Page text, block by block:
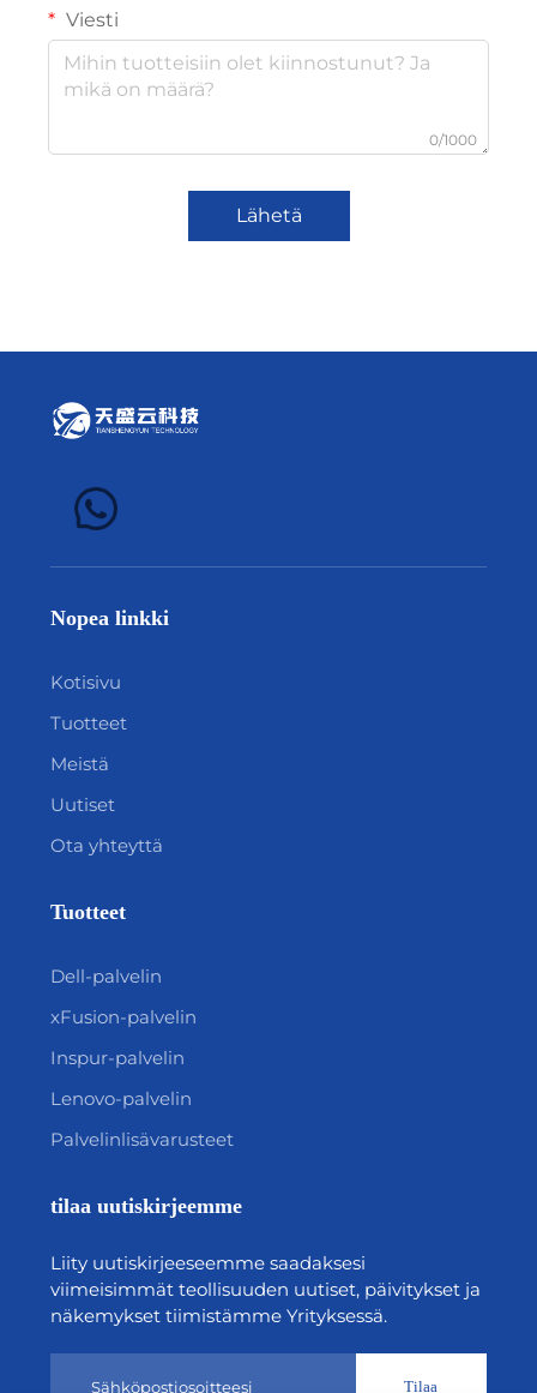
Viesti
0/1000
Lähetä
Nopea linkki
Kotisivu
Tuotteet
Meistä
Uutiset
Ota yhteyttä
Tuotteet
Dell-palvelin
xFusion-palvelin
Inspur-palvelin
Lenovo-palvelin
Palvelinlisävarusteet
tilaa uutiskirjeemme
Liity uutiskirjeeseemme saadaksesi
viimeisimmät teollisuuden uutiset, päivitykset ja
näkemykset tiimistämme Yrityksessä.
Tilaa